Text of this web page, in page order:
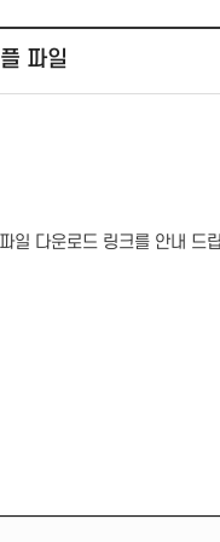
파일
일 다운로드 링크를 안내 드